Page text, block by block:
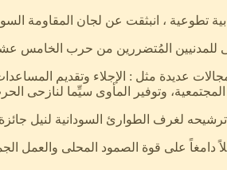
، انبثقت عن لجان المقاومة
من حرب الخامس عشر من أبريل ٢٠٢٣م بين الجيش
عديدة مثل : الإجلاء وتقديم المساعدات
المجتمعية، وتوفير المأوى سيِّما لنازحى
دامغاً على قوة الصمود المحلى والعمل